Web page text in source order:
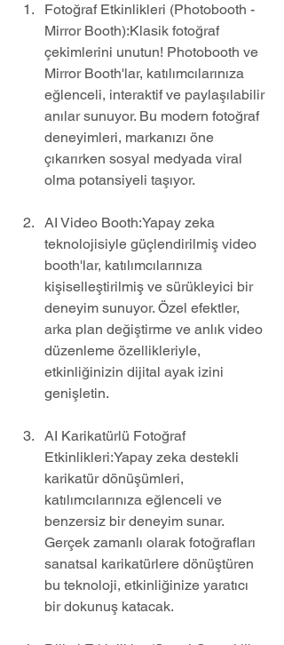
Fotoğraf Etkinlikleri (Photobooth -
Mirror Booth):Klasik fotoğraf
çekimlerini unutun! Photobooth ve
Mirror Booth'lar, katılımcılarınıza
eğlenceli, interaktif ve paylaşılabilir
anılar sunuyor. Bu modern fotoğraf
deneyimleri, markanızı öne
çıkarırken sosyal medyada viral
olma potansiyeli taşıyor.
AI Video Booth:Yapay zeka
teknolojisiyle güçlendirilmiş video
booth'lar, katılımcılarınıza
kişiselleştirilmiş ve sürükleyici bir
deneyim sunuyor. Özel efektler,
arka plan değiştirme ve anlık video
düzenleme özellikleriyle,
etkinliğinizin dijital ayak izini
genişletin.
AI Karikatürlü Fotoğraf
Etkinlikleri:Yapay zeka destekli
karikatür dönüşümleri,
katılımcılarınıza eğlenceli ve
benzersiz bir deneyim sunar.
Gerçek zamanlı olarak fotoğrafları
sanatsal karikatürlere dönüştüren
bu teknoloji, etkinliğinize yaratıcı
bir dokunuş katacak.